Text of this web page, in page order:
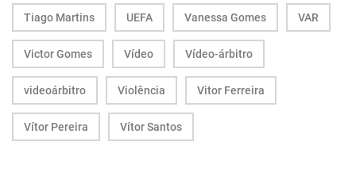
Tiago Martins UEFA Vanessa Gomes VAR
Victor Gomes Vídeo Vídeo-árbitro
videoárbitro Violência Vitor Ferreira
Vítor Pereira Vítor Santos